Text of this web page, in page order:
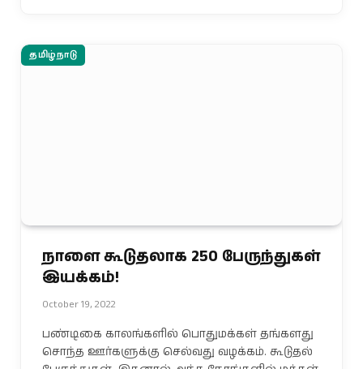
தமிழ்நாடு
நாளை கூடுதலாக 250 பேருந்துகள்
இயக்கம்!
October 19, 2022
பண்டிகை காலங்களில் பொதுமக்கள் தங்களது
சொந்த ஊர்களுக்கு செல்வது வழக்கம். கூடுதல்